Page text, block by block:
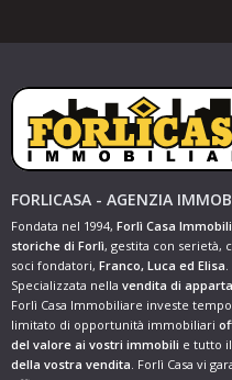
FORLICASA - AGENZIA
Fondata nel 1994, Forlì Casa
storiche di Forlì, gestita con serietà,
soci fondatori, Franco, Luca ed Elisa.
Specializzata nella vendita di
Forlì Casa Immobiliare investe
limitato di opportunità immobiliari
del valore ai vostri immobili e tutto
della vostra vendita. Forlì Casa vi